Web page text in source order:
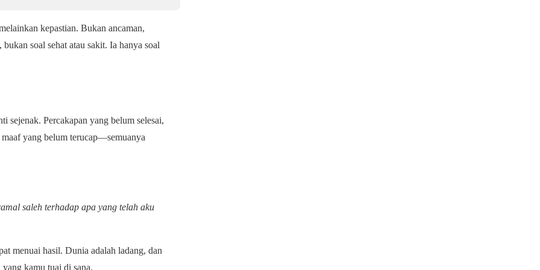
kepastian. Bukan ancaman,
soal sehat atau sakit. Ia hanya soal
sejenak. Percakapan yang belum selesai,
yang belum terucap—semuanya
saleh terhadap apa yang telah aku
menuai hasil. Dunia adalah ladang, dan
kamu tuai di sana.